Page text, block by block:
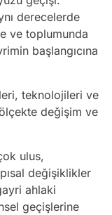
derecelerde
ve toplumunda
başlangıcına
teknolojileri ve
değişim ve
ulus,
değişiklikler
ahlaki
geçişlerine